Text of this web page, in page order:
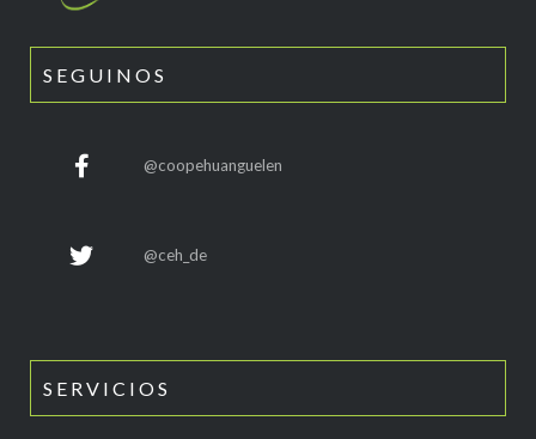
SEGUINOS
@coopehuanguelen
@ceh_de
SERVICIOS